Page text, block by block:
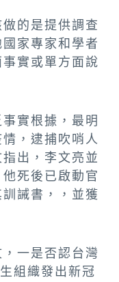
的是提供調查
家專家和學者
實或單方面說
實根據，最明
，逮捕吹哨人
出，李文亮並
死後已啟動官
誡書，，並獲
一是否認台灣
組織發出新冠